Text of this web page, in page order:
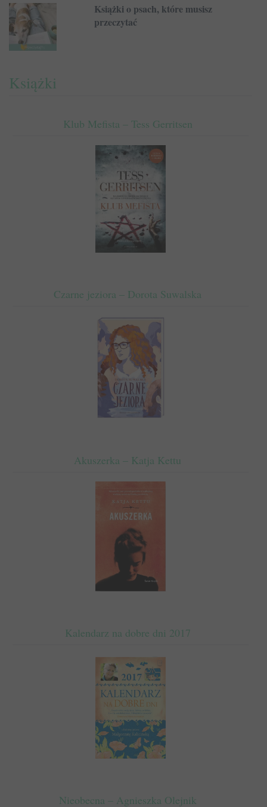
Książki o psach, które musisz
przeczytać
Książki
Klub Mefista – Tess Gerritsen
Czarne jeziora – Dorota Suwalska
Akuszerka – Katja Kettu
Kalendarz na dobre dni 2017
Nieobecna – Agnieszka Olejnik